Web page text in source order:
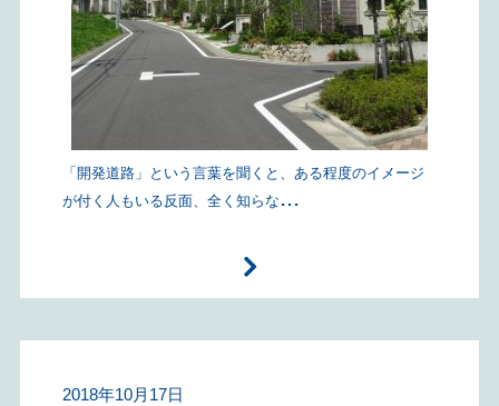
「開発道路」という言葉を聞くと、ある程度のイメージ
が付く人もいる反面、全く知らな ...
2018年10月17日